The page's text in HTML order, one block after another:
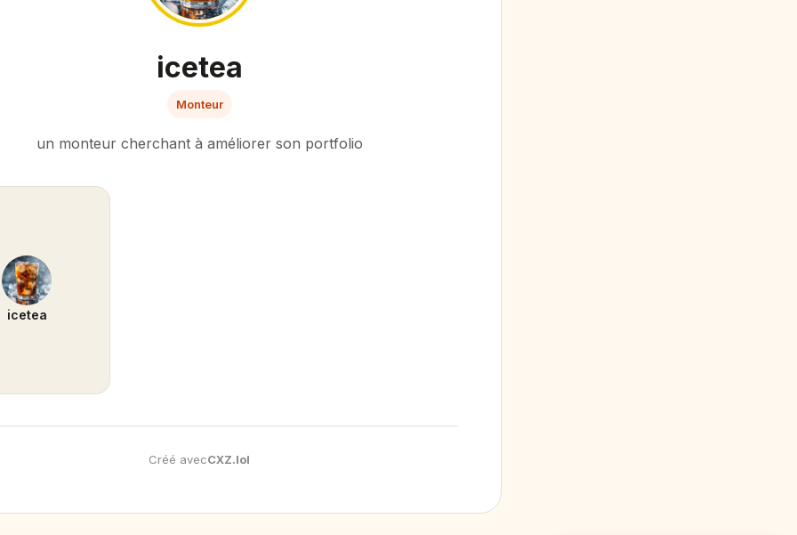
icetea
Monteur
un monteur cherchant à améliorer son portfolio
icetea
Créé avecCXZ.lol